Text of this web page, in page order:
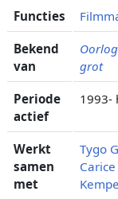
Functies
Bekend
van
grot
Periode
actief
1993-
Werkt
samen
met
Tygo